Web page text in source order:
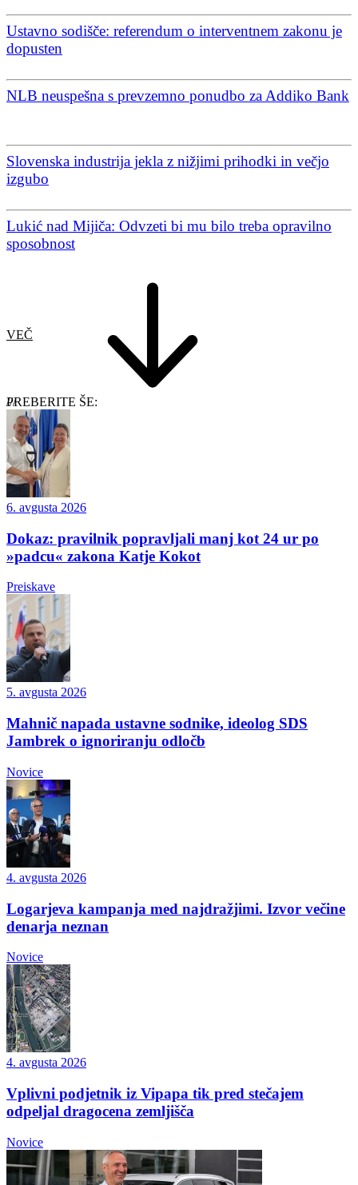
Ustavno sodišče: referendum o interventnem zakonu je
dopusten
NLB neuspešna s prevzemno ponudbo za Addiko Bank
Slovenska industrija jekla z nižjimi prihodki in večjo
izgubo
Lukić nad Mijiča: Odvzeti bi mu bilo treba opravilno
sposobnost
VEČ
PREBERITE ŠE:
6. avgusta 2026
Dokaz: pravilnik popravljali manj kot 24 ur po
»padcu« zakona Katje Kokot
Preiskave
5. avgusta 2026
Mahnič napada ustavne sodnike, ideolog SDS
Jambrek o ignoriranju odločb
Novice
4. avgusta 2026
Logarjeva kampanja med najdražjimi. Izvor večine
denarja neznan
Novice
4. avgusta 2026
Vplivni podjetnik iz Vipapa tik pred stečajem
odpeljal dragocena zemljišča
Novice